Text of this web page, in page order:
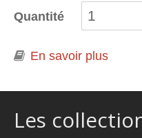
Quantité
En savoir plus
Les